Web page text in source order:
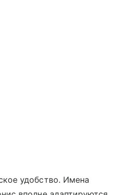
удобство. Имена